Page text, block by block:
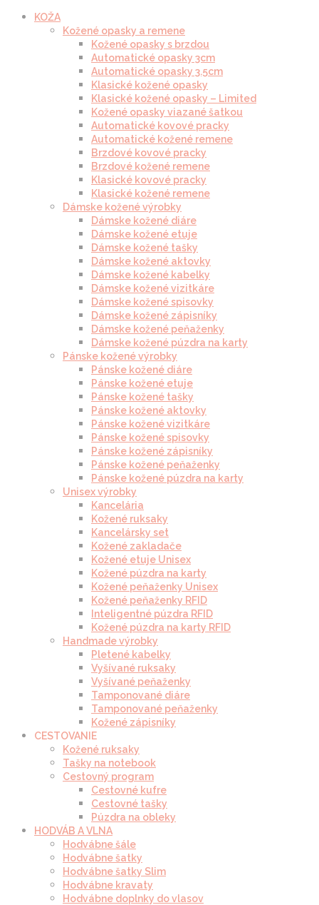
KOŽA
Kožené opasky a remene
Kožené opasky s brzdou
Automatické opasky 3cm
Automatické opasky 3.5cm
Klasické kožené opasky
Klasické kožené opasky – Limited
Kožené opasky viazané šatkou
Automatické kovové pracky
Automatické kožené remene
Brzdové kovové pracky
Brzdové kožené remene
Klasické kovové pracky
Klasické kožené remene
Dámske kožené výrobky
Dámske kožené diáre
Dámske kožené etuje
Dámske kožené tašky
Dámske kožené aktovky
Dámske kožené kabelky
Dámske kožené vizitkáre
Dámske kožené spisovky
Dámske kožené zápisníky
Dámske kožené peňaženky
Dámske kožené púzdra na karty
Pánske kožené výrobky
Pánske kožené diáre
Pánske kožené etuje
Pánske kožené tašky
Pánske kožené aktovky
Pánske kožené vizitkáre
Pánske kožené spisovky
Pánske kožené zápisníky
Pánske kožené peňaženky
Pánske kožené púzdra na karty
Unisex výrobky
Kancelária
Kožené ruksaky
Kancelársky set
Kožené zakladače
Kožené etuje Unisex
Kožené púzdra na karty
Kožené peňaženky Unisex
Kožené peňaženky RFID
Inteligentné púzdra RFID
Kožené púzdra na karty RFID
Handmade výrobky
Pletené kabelky
Vyšívané ruksaky
Vyšívané peňaženky
Tamponované diáre
Tamponované peňaženky
Kožené zápisníky
CESTOVANIE
Kožené ruksaky
Tašky na notebook
Cestovný program
Cestovné kufre
Cestovné tašky
Púzdra na obleky
HODVÁB A VLNA
Hodvábne šále
Hodvábne šatky
Hodvábne šatky Slim
Hodvábne kravaty
Hodvábne doplnky do vlasov